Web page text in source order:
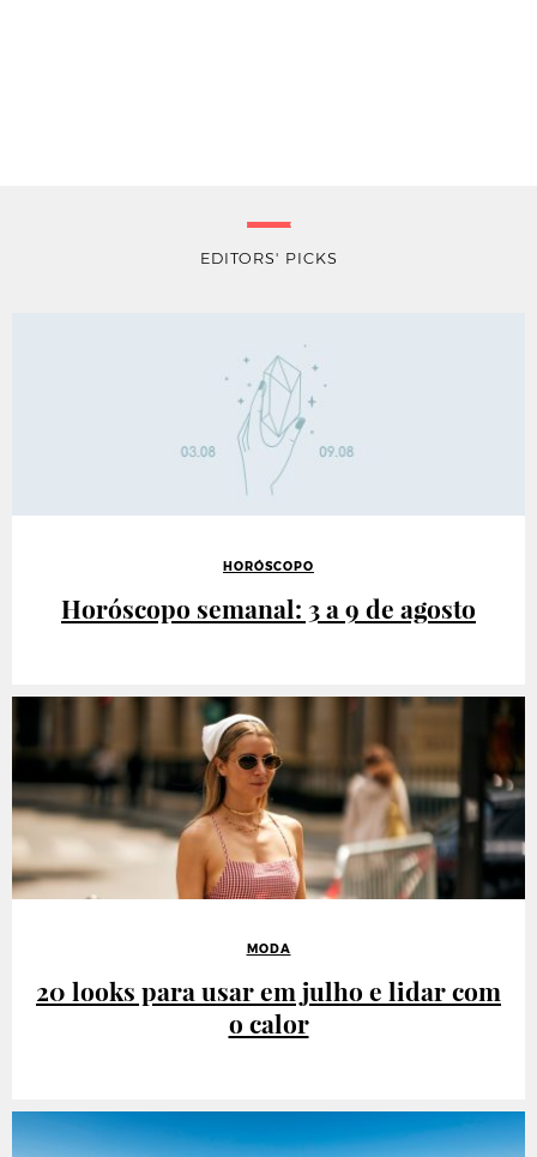
EDITORS' PICKS
HORÓSCOPO
Horóscopo semanal: 3 a 9 de agosto
MODA
20 looks para usar em julho e lidar com
o calor